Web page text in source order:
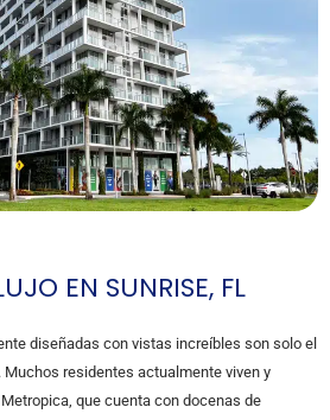
EN SUNRISE, FL
diseñadas con vistas increíbles son solo el
residentes actualmente viven y
que cuenta con docenas de